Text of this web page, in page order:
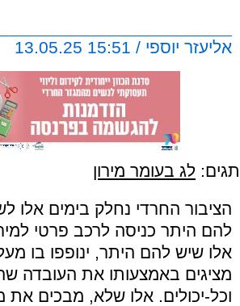
אליעזר יוספי / 15:51 13.05.25
תגים: לג בעומר מירון
הציבור החרדי נחלק בימים אלו
להם היתר כניסה לרכב פרטי
אלו שיש להם היתר, ינופפו בו
מציגים באמצעותו את העובדה
וכל-יכולים. אלו שלא, מבכים את